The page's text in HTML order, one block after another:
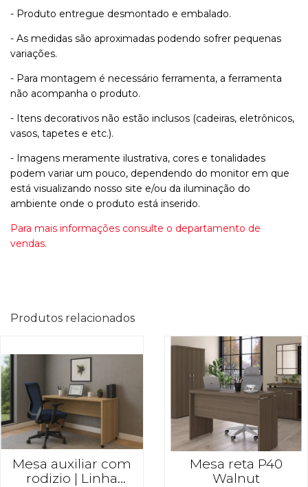
- Produto entregue desmontado e embalado.
- As medidas são aproximadas podendo sofrer pequenas
variações.
- Para montagem é necessário ferramenta, a ferramenta
não acompanha o produto.
- Itens decorativos não estão inclusos (cadeiras, eletrônicos,
vasos, tapetes e etc.).
- Imagens meramente ilustrativa, cores e tonalidades
podem variar um pouco, dependendo do monitor em que
está visualizando nosso site e/ou da iluminação do
ambiente onde o produto está inserido.
Para mais informações consulte o departamento de
vendas.
Produtos relacionados
Mesa auxiliar com
rodizio | Linha
Mesa reta P40
Walnut